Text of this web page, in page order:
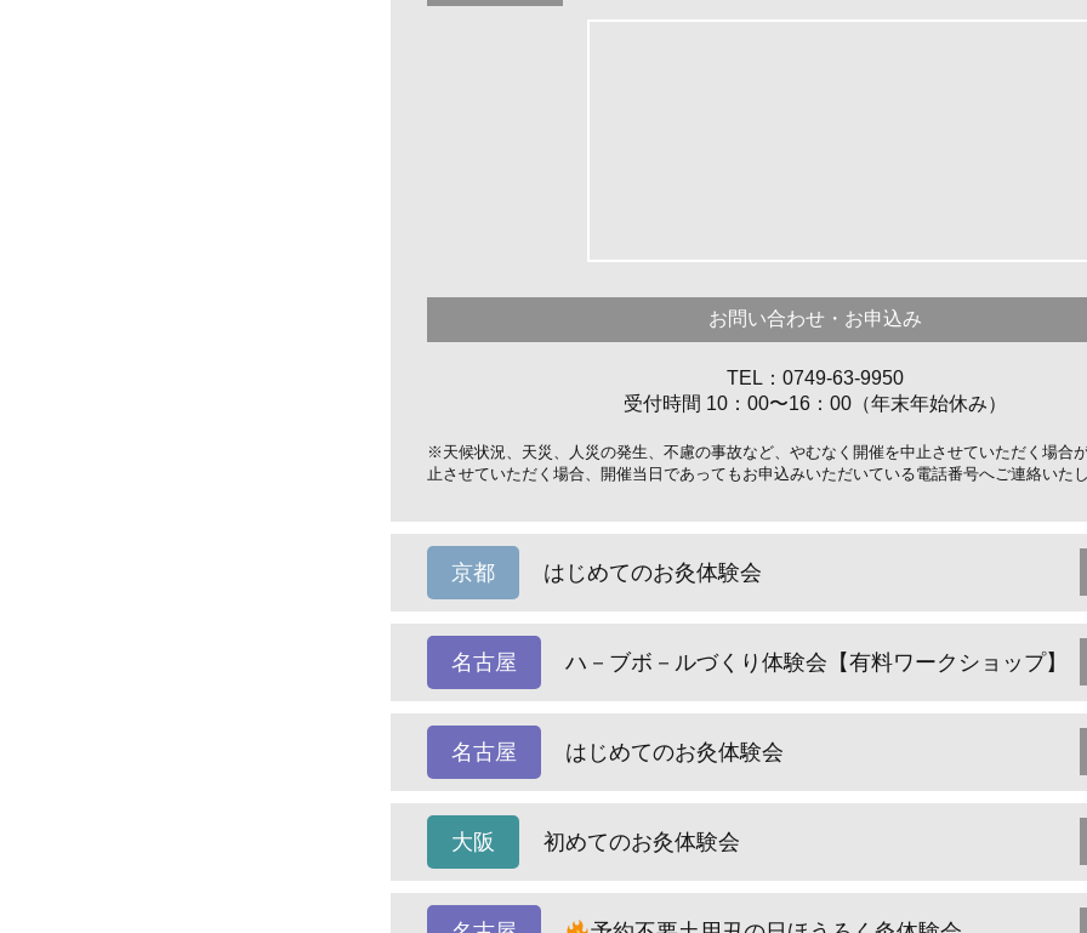
お問い合わせ・お申込み
TEL：0749-63-9950
受付時間 10：00〜16：00（年末年始休み）
※天候状況、天災、人災の発生、不慮の事故など、やむなく開催を中止させていただく場合
止させていただく場合、開催当日であってもお申込みいただいている電話番号へご連絡いたし
京都 はじめてのお灸体験会
名古屋 ハ－ブボ－ルづくり体験会【有料ワークショップ】
名古屋 はじめてのお灸体験会
大阪 初めてのお灸体験会